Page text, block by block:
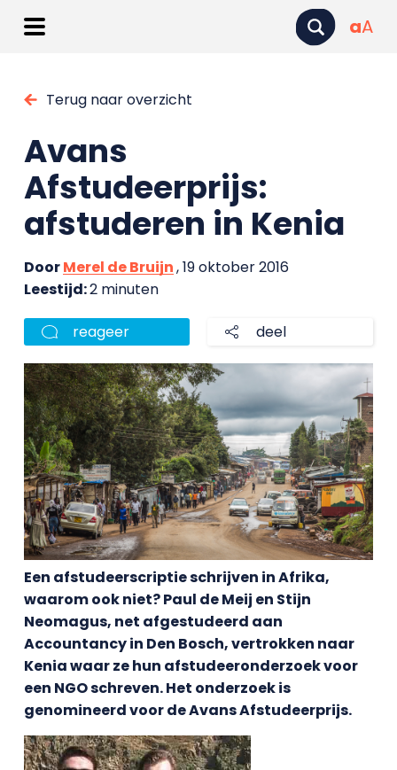
aA
Terug naar overzicht
Avans
Afstudeerprijs:
afstuderen in Kenia
DoorMerel de Bruijn, 19 oktober 2016
Leestijd:2 minuten
reageer deel
Een afstudeerscriptie schrijven in Afrika,
waarom ook niet? Paul de Meij en Stijn
Neomagus, net afgestudeerd aan
Accountancy in Den Bosch, vertrokken naar
Kenia waar ze hun afstudeeronderzoek voor
een NGO schreven. Het onderzoek is
genomineerd voor de Avans Afstudeerprijs.